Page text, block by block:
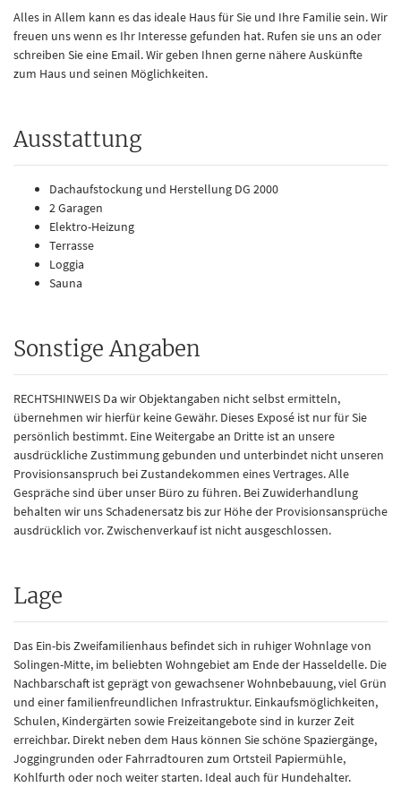
Alles in Allem kann es das ideale Haus für Sie und Ihre Familie sein. Wir
freuen uns wenn es Ihr Interesse gefunden hat. Rufen sie uns an oder
schreiben Sie eine Email. Wir geben Ihnen gerne nähere Auskünfte
zum Haus und seinen Möglichkeiten.
Ausstattung
Dachaufstockung und Herstellung DG 2000
2 Garagen
Elektro-Heizung
Terrasse
Loggia
Sauna
Sonstige Angaben
RECHTSHINWEIS Da wir Objektangaben nicht selbst ermitteln,
übernehmen wir hierfür keine Gewähr. Dieses Exposé ist nur für Sie
persönlich bestimmt. Eine Weitergabe an Dritte ist an unsere
ausdrückliche Zustimmung gebunden und unterbindet nicht unseren
Provisionsanspruch bei Zustandekommen eines Vertrages. Alle
Gespräche sind über unser Büro zu führen. Bei Zuwiderhandlung
behalten wir uns Schadenersatz bis zur Höhe der Provisionsansprüche
ausdrücklich vor. Zwischenverkauf ist nicht ausgeschlossen.
Lage
Das Ein-bis Zweifamilienhaus befindet sich in ruhiger Wohnlage von
Solingen-Mitte, im beliebten Wohngebiet am Ende der Hasseldelle. Die
Nachbarschaft ist geprägt von gewachsener Wohnbebauung, viel Grün
und einer familienfreundlichen Infrastruktur. Einkaufsmöglichkeiten,
Schulen, Kindergärten sowie Freizeitangebote sind in kurzer Zeit
erreichbar. Direkt neben dem Haus können Sie schöne Spaziergänge,
Joggingrunden oder Fahrradtouren zum Ortsteil Papiermühle,
Kohlfurth oder noch weiter starten. Ideal auch für Hundehalter.